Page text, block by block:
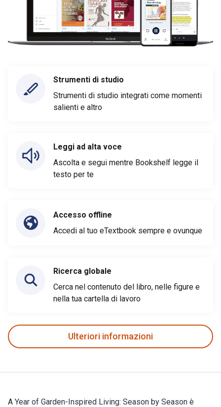
Strumenti di studio
Strumenti di studio integrati come momenti
salienti e altro
Leggi ad alta voce
Ascolta e segui mentre Bookshelf legge il
testo per te
Accesso offline
Accedi al tuo eTextbook sempre e ovunque
Ricerca globale
Cerca nel contenuto del libro, nelle figure e
nella tua cartella di lavoro
Ulteriori informazioni
A Year of Garden-Inspired Living: Season by Season è